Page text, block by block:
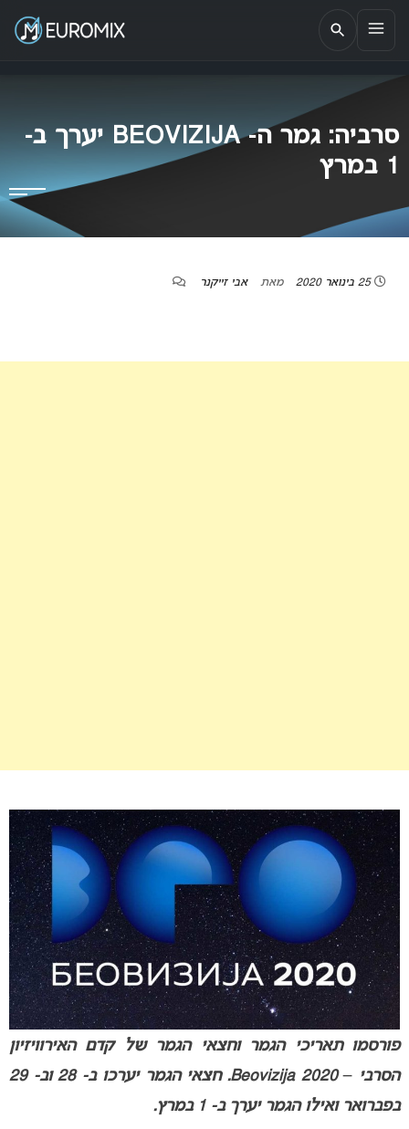
EUROMIX
אתר הבית של האירוויזיון בישראל
סרביה: גמר ה- BEOVIZIJA יערך ב-
1 במרץ
25 בינואר 2020 מאת אבי זייקנר
פורסמו תאריכי הגמר וחצאי הגמר של קדם האירוויזיון
הסרבי – Beovizija 2020. חצאי הגמר יערכו ב- 28 וב- 29
בפברואר ואילו הגמר יערך ב- 1 במרץ.